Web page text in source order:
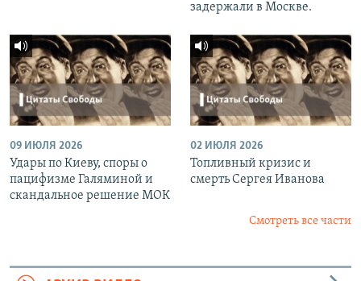
задержали в Москве.
09 ИЮЛЯ 2026
Удары по Киеву, споры о
пацифизме Галяминой и
скандальное решение МОК
02 ИЮЛЯ 2026
Топливный кризис и
смерть Сергея Иванова
Смотреть все части